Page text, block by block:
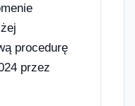
procedurę
przez